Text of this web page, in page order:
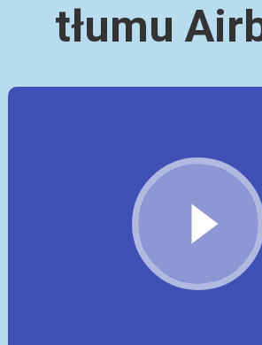
tłumu